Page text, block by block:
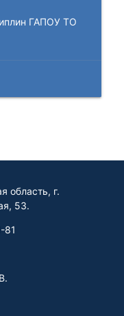
ГАПОУ ТО
область, г.
53.
81